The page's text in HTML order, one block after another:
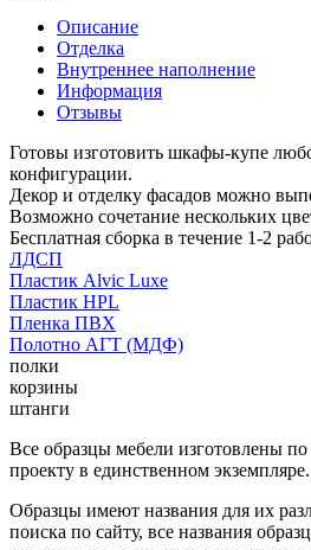
Описание
Отделка
Внутреннее наполнение
Информация
Отзывы
Готовы изготовить шкафы-купе
конфигурации.
Декор и отделку фасадов можно
Возможно сочетание нескольких
Бесплатная сборка в течение 1-2
ЛДСП
Пластик Alvic Luxe
Пластик HPL
Пленка ПВХ
Полотно АГТ (МДФ)
полки
корзины
штанги
Все образцы мебели изготовлены
проекту в единственном экземпляре.
Образцы имеют названия для их
поиска по сайту, все названия